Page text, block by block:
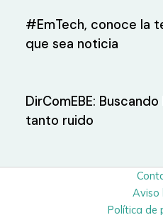
#EmTech, conoce la
que sea noticia
DirComEBE:
tanto ruido
Aviso
Política de